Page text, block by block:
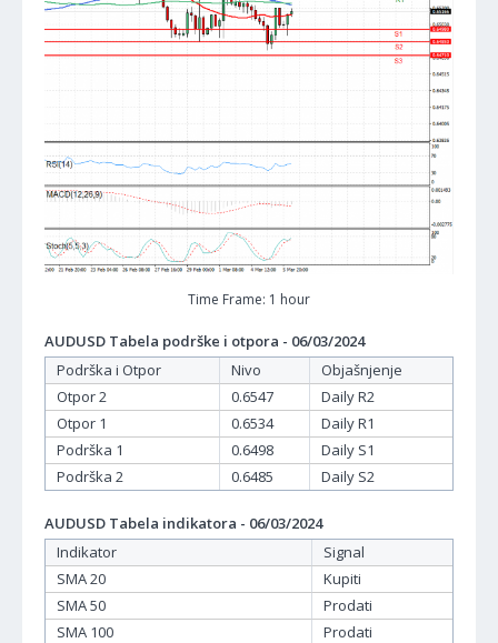
Time Frame: 1 hour
AUDUSD Tabela podrške i otpora - 06/03/2024
Podrška i Otpor
Nivo
Objašnjenje
Otpor 2
0.6547
Daily R2
Otpor 1
0.6534
Daily R1
Podrška 1
0.6498
Daily S1
Podrška 2
0.6485 Daily S2
AUDUSD Tabela indikatora - 06/03/2024
Indikator
Signal
SMA 20
Kupiti
SMA 50
Prodati
SMA 100
Prodati